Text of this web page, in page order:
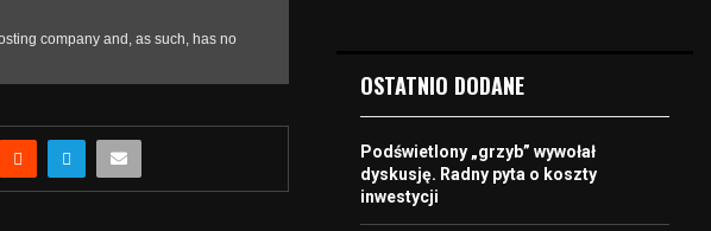
OSTATNIO DODANE
Podświetlony „grzyb” wywołał
dyskusję. Radny pyta o koszty
inwestycji